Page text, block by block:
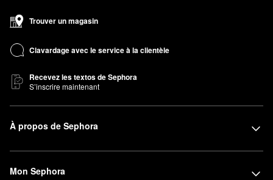
Trouver un magasin
Clavardage avec le service à la clientèle
Recevez les textos de Sephora
S’inscrire maintenant
À propos de Sephora
Mon Sephora